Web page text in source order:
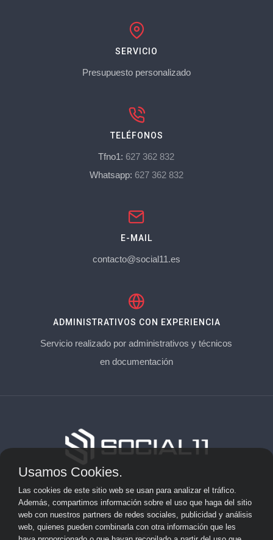
SERVICIO
Presupuesto personalizado
TELÉFONOS
Tfno1: 627 362 832
Whatsapp: 627 362 832
E-MAIL
contacto@social11.es
ADMINISTRATIVOS CON EXPERIENCIA
Servicio realizado por administrativos y técnicos
en documentación
Aviso Legal
Privacidad
Cookies
Usamos Cookies.
Las cookies de este sitio web se usan para analizar el tráfico.
Además, compartimos información sobre el uso que haga del sitio
web con nuestros partners de redes sociales, publicidad y análisis
web, quienes pueden combinarla con otra información que les